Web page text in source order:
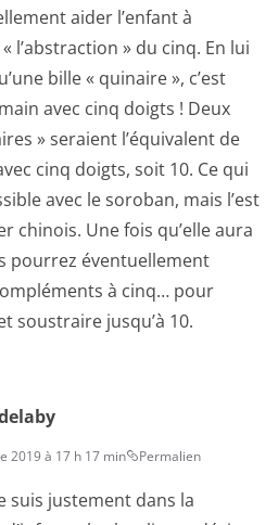
aider l’enfant à
l’abstraction » du cinq. En lui
bille « quinaire », c’est
avec cinq doigts ! Deux
» seraient l’équivalent de
cinq doigts, soit 10. Ce qui
avec le soroban, mais l’est
chinois. Une fois qu’elle aura
pourrez éventuellement
à cinq… pour
soustraire jusqu’à 10.
2019 à 17 h 17 min Permalien
suis justement dans la